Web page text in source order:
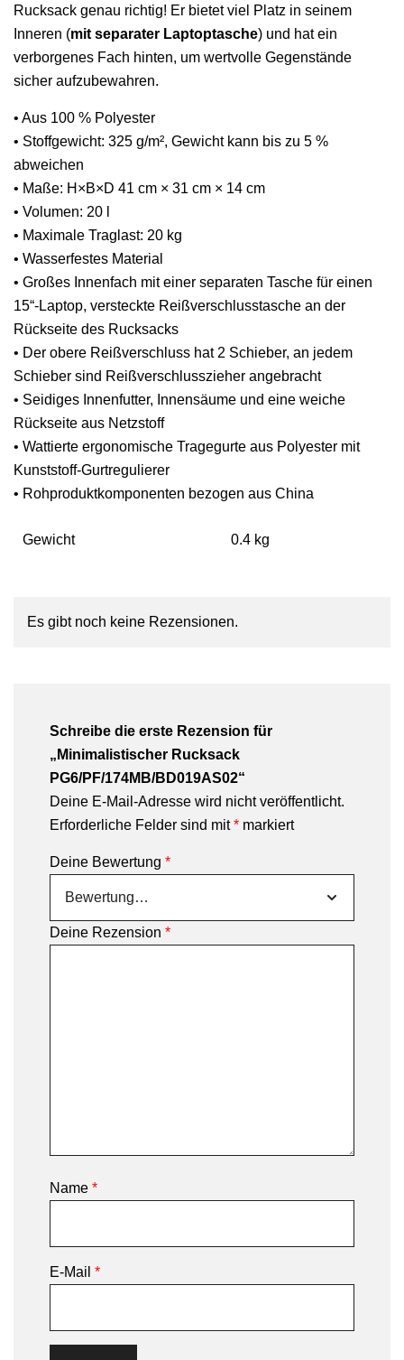
Rucksack genau richtig! Er bietet viel Platz in seinem
Inneren (mit separater Laptoptasche) und hat ein
verborgenes Fach hinten, um wertvolle Gegenstände
sicher aufzubewahren.
• Aus 100 % Polyester
• Stoffgewicht: 325 g/m², Gewicht kann bis zu 5 %
abweichen
• Maße: H×B×D 41 cm × 31 cm × 14 cm
• Volumen: 20 l
• Maximale Traglast: 20 kg
• Wasserfestes Material
• Großes Innenfach mit einer separaten Tasche für einen
15“-Laptop, versteckte Reißverschlusstasche an der
Rückseite des Rucksacks
• Der obere Reißverschluss hat 2 Schieber, an jedem
Schieber sind Reißverschlusszieher angebracht
• Seidiges Innenfutter, Innensäume und eine weiche
Rückseite aus Netzstoff
• Wattierte ergonomische Tragegurte aus Polyester mit
Kunststoff-Gurtregulierer
• Rohproduktkomponenten bezogen aus China
Gewicht 0.4 kg
Es gibt noch keine Rezensionen.
Schreibe die erste Rezension für
„Minimalistischer Rucksack
PG6/PF/174MB/BD019AS02“
Deine E-Mail-Adresse wird nicht veröffentlicht.
Erforderliche Felder sind mit* markiert
Deine Bewertung *
Deine Rezension *
Name *
E-Mail *